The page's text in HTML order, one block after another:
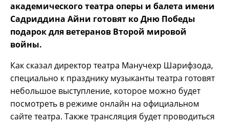
академического театра оперы и балета имени
Садриддина Айни готовят ко Дню Победы
подарок для ветеранов Второй мировой
войны.
Как сказал директор театра Манучехр Шарифзода,
специально к празднику музыканты театра готовят
небольшое выступление, которое можно будет
посмотреть в режиме онлайн на официальном
сайте театра. Также трансляция будет проводиться